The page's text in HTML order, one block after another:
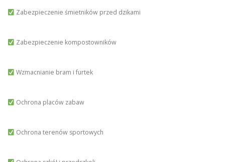
Zabezpieczenie śmietników przed dzikami
Zabezpieczenie kompostowników
Wzmacnianie bram i furtek
Ochrona placów zabaw
Ochrona terenów sportowych